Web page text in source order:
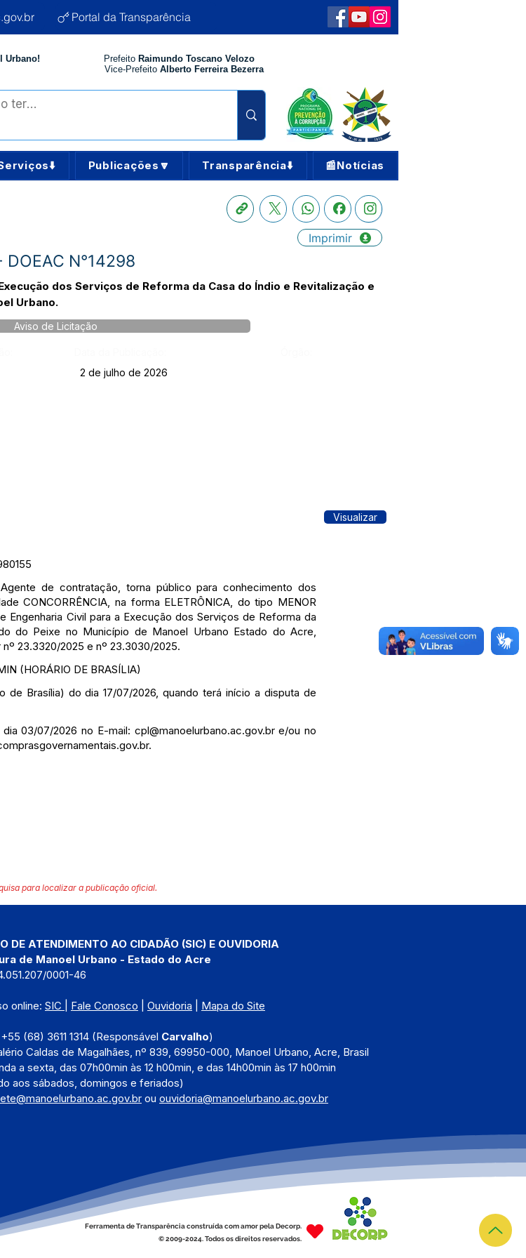
Portal da Transparência
Urbano! Prefeito Raimundo Toscano Velozo
Vice-Prefeito Alberto Ferreira Bezerra
Publicações🔽 Transparência⬇️ 📰Notícias
Imprimir
N°14298
dos Serviços de Reforma da Casa do Índio e Revitalização e
Urbano.
Aviso de Licitação
2 de julho de 2026
de contratação, torna público para conhecimento dos
CONCORRÊNCIA, na forma ELETRÔNICA, do tipo MENOR
Engenharia Civil para a Execução dos Serviços de Reforma da
do Peixe no Município de Manoel Urbano Estado do Acre,
23.3320/2025 e nº 23.3030/2025.
(HORÁRIO DE BRASÍLIA)
de Brasília) do dia 17/07/2026, quando terá início a disputa de
03/07/2026 no E-mail: cpl@manoelurbano.ac.gov.bre/ou no
.
Visualizar
para localizar a publicação oficial.
DE ATENDIMENTO AO CIDADÃO (SIC) E OUVIDORIA
de Manoel Urbano - Estado do Acre
0001-46
online: SIC Fale Conosco Ouvidoria Mapa do Site
(68) 3611 1314 (Responsável Carvalho)
Caldas de Magalhães, nº 839, 69950-000, Manoel Urbano, Acre, Brasil
a sexta, das 07h00min às 12 h00min, e das 14h00min às 17 h00min
aos sábados, domingos e feriados)
ou ouvidoria@manoelurbano.ac.gov.br
Ferramenta de Transparência construída com amor pela Decorp.
© 2009-2024. Todos os direitos reservados.